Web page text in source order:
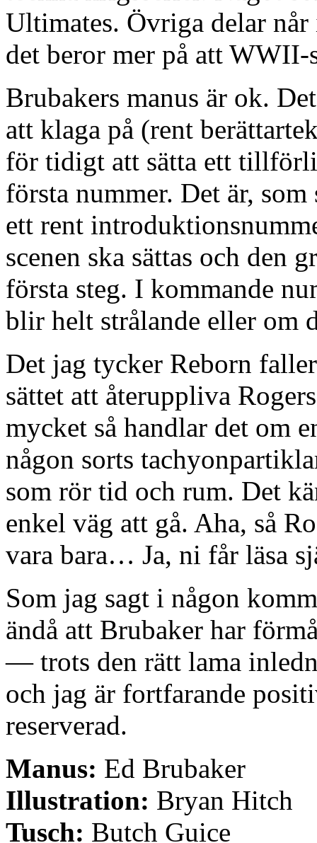
Ultimates. Övriga delar
det beror mer på att WWII-
Brubakers manus är ok.
att klaga på (rent
för tidigt att sätta ett
första nummer. Det är,
ett rent
scenen ska sättas och den
första steg. I kommande
blir helt strålande eller om
Det jag tycker Reborn
sättet att återuppliva
mycket så handlar det om
någon sorts
som rör tid och rum. Det
enkel väg att gå. Aha, så
vara bara… Ja, ni får läsa
Som jag sagt i någon
ändå att Brubaker har
— trots den rätt lama
och jag är fortfarande
reserverad.
Manus: Ed Brubaker
Illustration: Bryan Hitch
Tusch: Butch Guice